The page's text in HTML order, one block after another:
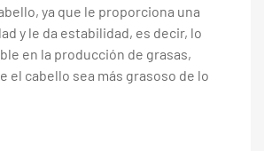
ya que le proporciona una
y le da estabilidad, es decir, lo
en la producción de grasas,
el cabello sea más grasoso de lo